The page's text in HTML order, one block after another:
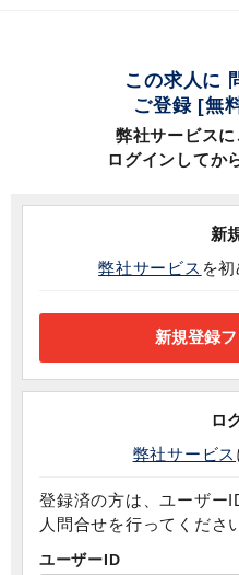
この求人に
ご登録 [無
弊社サービスに
ログインしてか
新
弊社サービス を
ロ
弊社サービス
登録済の方は、ユーザー
人問合せを行ってくださ
ユーザーID